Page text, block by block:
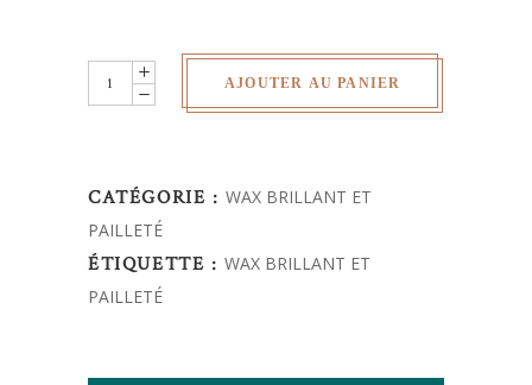
Wax
brillant
AJOUTER AU PANIER
CATÉGORIE :WAX BRILLANT ET
PAILLETÉ
ÉTIQUETTE :WAX BRILLANT ET
PAILLETÉ